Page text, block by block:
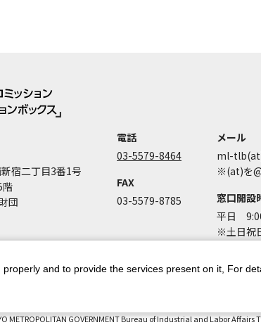
宿二丁目3番1号
階
団
電話
03-5579-8464
FAX
03-5579-8785
メール
ml-
※(at)を@
窓口開設
平日
※土日祝
METROPOLITAN GOVERNMENT Bureau of Industrial and Labor Affairs
and to provide the services present on it, For